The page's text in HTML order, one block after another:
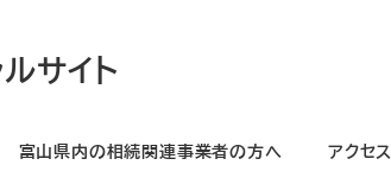
サイト
富山県内の相続関連事業者の方へ アクセス